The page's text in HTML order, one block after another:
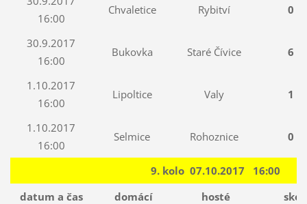
16:00
Chvaletice Rybitví 0 :
30.9.2017
16:00
Bukovka Staré Čívice 6 :
1.10.2017
16:00
Lipoltice Valy 1 :
1.10.2017
16:00
Selmice Rohoznice 0 :
9. kolo 07.10.2017 16:00
datum a čas
domácí hosté